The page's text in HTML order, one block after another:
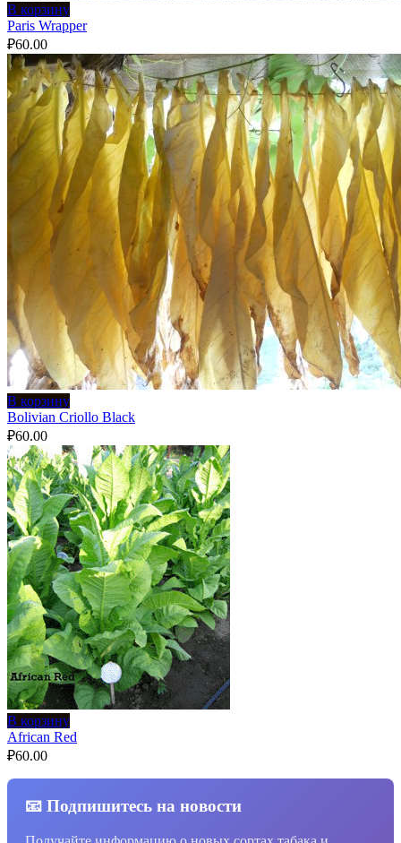
В корзину
Paris Wrapper
₽60.00
В корзину
Bolivian Criollo Black
₽60.00
В корзину
African Red
₽60.00
📧 Подпишитесь на новости